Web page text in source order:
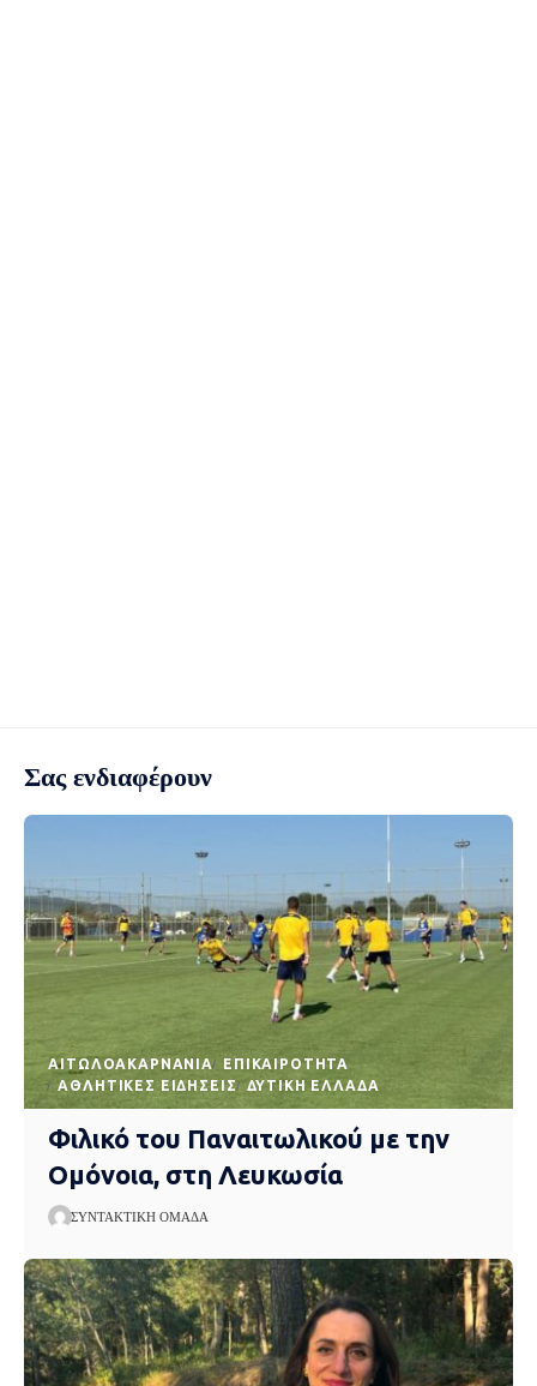
Σας ενδιαφέρουν
AΙΤΩΛΟΑΚΑΡΝΑΝΊΑ
EΠΙΚΑΙΡΌΤΗΤΑ
ΑΘΛΗΤΙΚΈΣ ΕΙΔΉΣΕΙΣ
ΔΥΤΙΚΉ ΕΛΛΆΔΑ
Φιλικό του Παναιτωλικού με την
Ομόνοια, στη Λευκωσία
ΣΥΝΤΑΚΤΙΚΉ ΟΜΆΔΑ